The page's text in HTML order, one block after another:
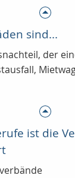
sind...
der
ist die